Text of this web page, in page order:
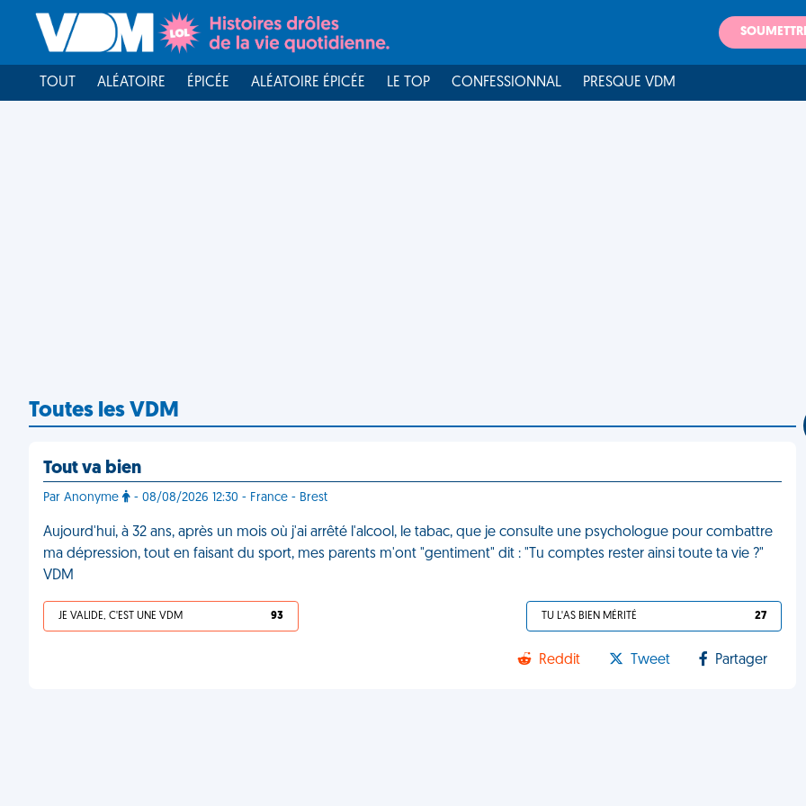
TOUT ALÉATOIRE ÉPICÉE ALÉATOIRE ÉPICÉE LE TOP CONFESSIONNAL PRESQUE VDM
Toutes les VDM
Tout va bien
Par Anonyme - 08/08/2026 12:30 - France - Brest
Aujourd'hui, à 32 ans, après un mois où j'ai arrêté l'alcool, le tabac, que je consulte une psychologue pour combattre
ma dépression, tout en faisant du sport, mes parents m'ont "gentiment" dit : "Tu comptes rester ainsi toute ta vie ?"
VDM
JE VALIDE, C'EST UNE VDM 93 TU L'AS BIEN MÉRITÉ 27
Reddit Tweet Partager